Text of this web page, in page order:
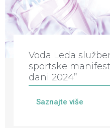
Voda Leda
sportske
dani 2024”
Saznajte više